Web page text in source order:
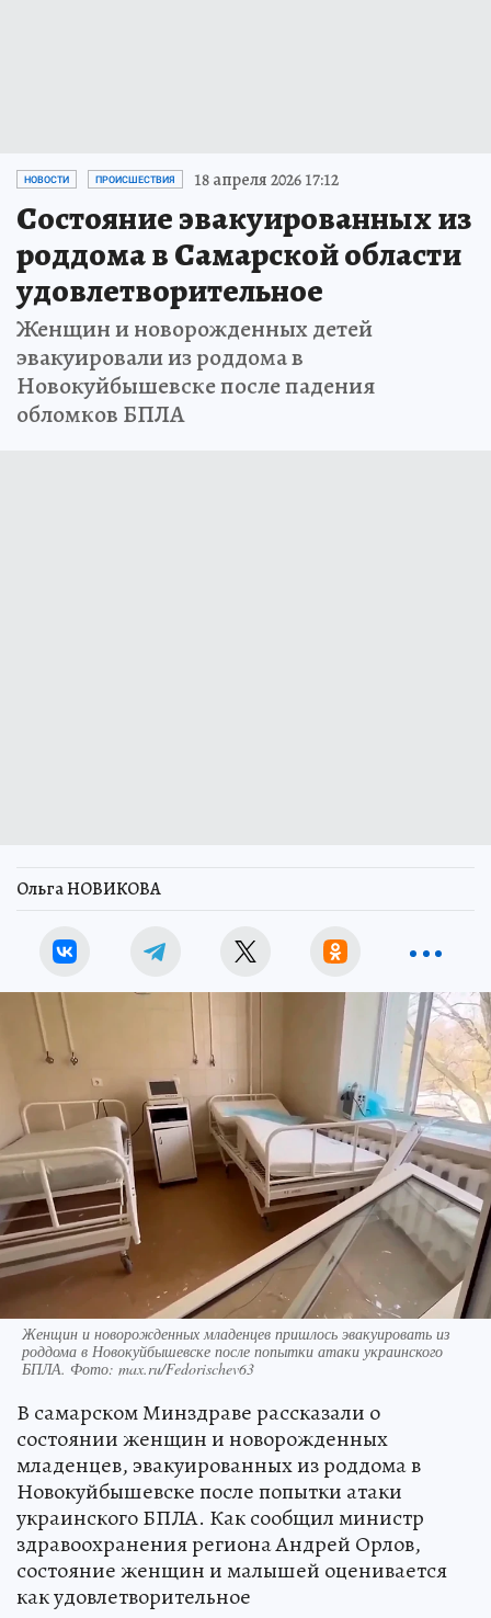
НОВОСТИ ПРОИСШЕСТВИЯ 18 апреля 2026 17:12
Состояние эвакуированных из
роддома в Самарской области
удовлетворительное
Женщин и новорожденных детей
эвакуировали из роддома в
Новокуйбышевске после падения
обломков БПЛА
Ольга НОВИКОВА
Женщин и новорожденных младенцев пришлось эвакуировать из
роддома в Новокуйбышевске после попытки атаки украинского
БПЛА. Фото: max.ru/Fedorischev63
В самарском Минздраве рассказали о
состоянии женщин и новорожденных
младенцев, эвакуированных из роддома в
Новокуйбышевске после попытки атаки
украинского БПЛА. Как сообщил министр
здравоохранения региона Андрей Орлов,
состояние женщин и малышей оценивается
как удовлетворительное